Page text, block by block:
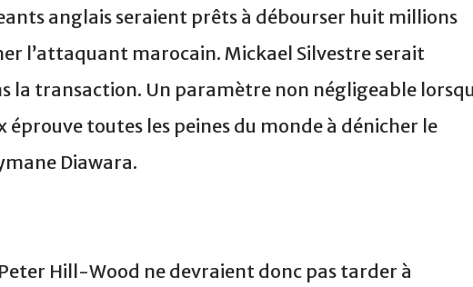
anglais seraient prêts à débourser huit millions
l’attaquant marocain. Mickael Silvestre serait
la transaction. Un paramètre non négligeable
éprouve toutes les peines du monde à dénicher le
Diawara.
Hill-Wood ne devraient donc pas tarder à